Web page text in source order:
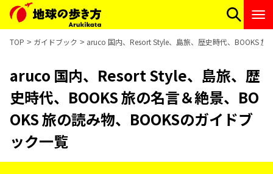
TOP ガイドブック aruco 国内、Resort Style、島旅、歴史時代、BOOKS
aruco 国内、Resort Style、島旅、歴
史時代、BOOKS 旅の名言＆絶景、BO
OKS 旅の読み物、BOOKSのガイドブ
ック一覧